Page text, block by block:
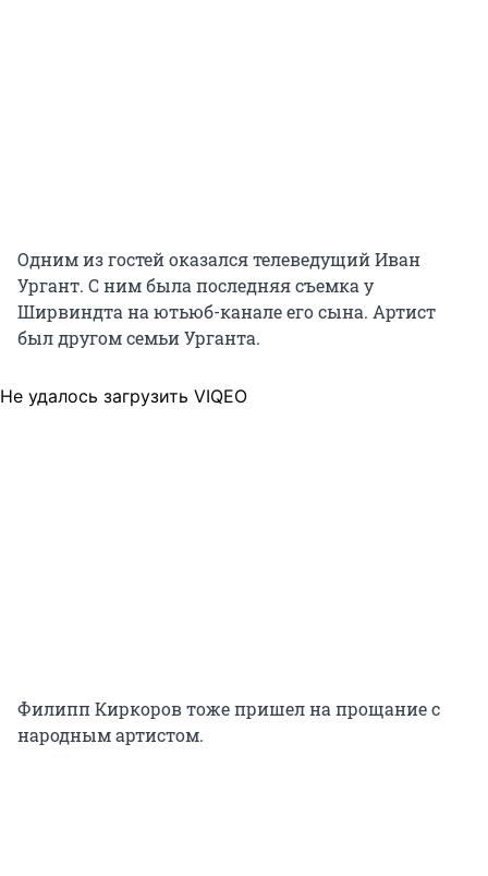
Одним из гостей оказался телеведущий Иван
Ургант. С ним была последняя съемка у
Ширвиндта на ютьюб-канале его сына. Артист
был другом семьи Урганта.
Не удалось загрузить VIQEO
Филипп Киркоров тоже пришел на прощание с
народным артистом.